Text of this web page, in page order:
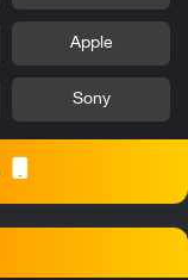
Apple
Sony